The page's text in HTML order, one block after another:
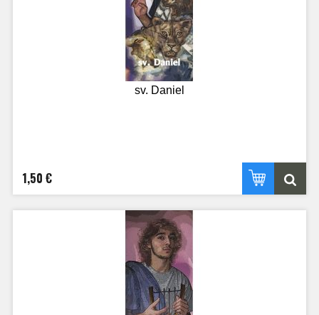
sv. Daniel
1,50 €